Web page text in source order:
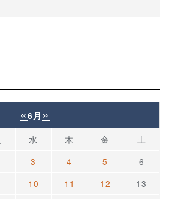
«6月 »
水 木 金
土
3 4 5
6
10 11 12
13